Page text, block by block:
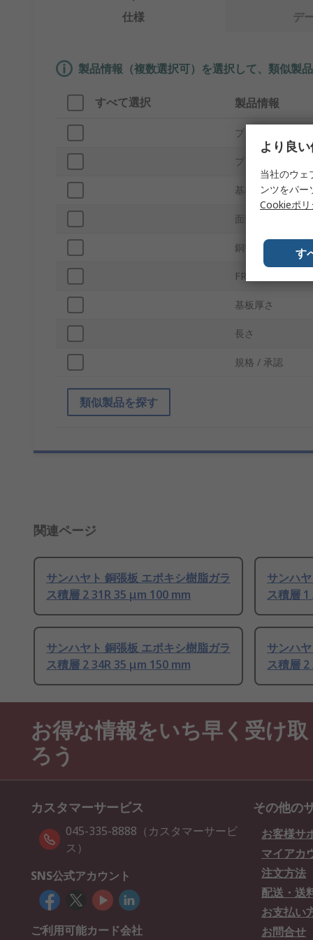
仕様 デ
製品情報（複数選択可）を選択して、類似製
すべて選択 製品情報
ブランド
プロダクトタイプ
基板材質
面数
銅箔厚さ
FRグレード
基板厚さ
長さ
規格 / 承認
類似製品を探す
関連ページ
サンハヤト 銅張板 エポキシ樹脂ガラ
ス積層 2 31R 35 μm 100 mm
サンハ
ス積層
サンハヤト 銅張板 エポキシ樹脂ガラ
ス積層 2 34R 35 μm 150 mm
サンハ
ス積層
お得な情報をいち早く受け取
ろう
カスタマーサービス
045-335-8888（カスタマーサービ
ス）
SNS公式アカウント
ご利用可能カード会社
その他の
お客様サ
マイアカ
注文方法
配送・送
お支払い
お問合せ
より良
当社のウェ
ンツをパ
Cookieポリ
す